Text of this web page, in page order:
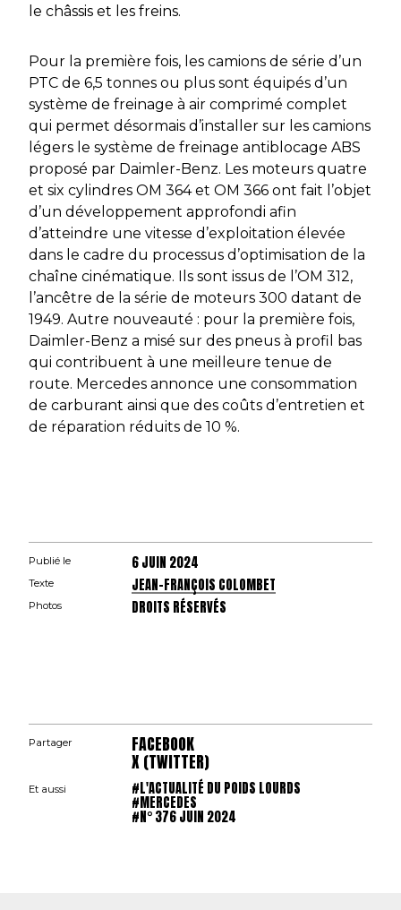
le châssis et les freins.
Pour la première fois, les camions de série d’un
PTC de 6,5 tonnes ou plus sont équipés d’un
système de freinage à air comprimé complet
qui permet désormais d’installer sur les camions
légers le système de freinage antiblocage ABS
proposé par Daimler-Benz. Les moteurs quatre
et six cylindres OM 364 et OM 366 ont fait l’objet
d’un développement approfondi afin
d’atteindre une vitesse d’exploitation élevée
dans le cadre du processus d’optimisation de la
chaîne cinématique. Ils sont issus de l’OM 312,
l’ancêtre de la série de moteurs 300 datant de
1949. Autre nouveauté : pour la première fois,
Daimler-Benz a misé sur des pneus à profil bas
qui contribuent à une meilleure tenue de
route. Mercedes annonce une consommation
de carburant ainsi que des coûts d’entretien et
de réparation réduits de 10 %.
Publié le 6 JUIN 2024
Texte JEAN-FRANÇOIS COLOMBET
Photos DROITS RÉSERVÉS
Partager FACEBOOK
X (TWITTER)
Et aussi #L'ACTUALITÉ DU POIDS LOURDS
#MERCEDES
#N° 376 JUIN 2024